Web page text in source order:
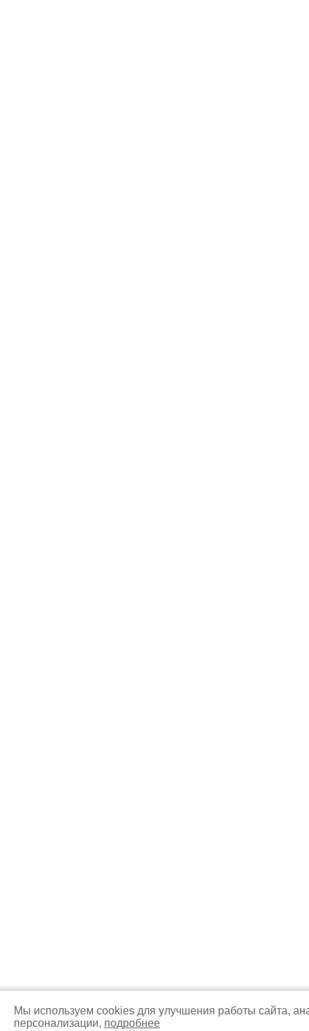
Мы используем cookies для улучшения работы сайта,
персонализации, подробнее